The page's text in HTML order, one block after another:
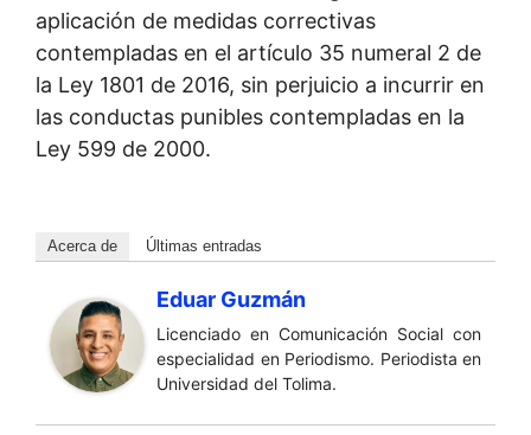
aplicación de medidas correctivas
contempladas en el artículo 35 numeral 2 de
la Ley 1801 de 2016, sin perjuicio a incurrir en
las conductas punibles contempladas en la
Ley 599 de 2000.
Acerca de Últimas entradas
Eduar Guzmán
Licenciado en Comunicación Social con
especialidad en Periodismo. Periodista en
Universidad del Tolima.